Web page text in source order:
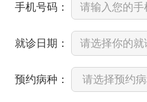
手机号码：
就诊日期：
预约病种：